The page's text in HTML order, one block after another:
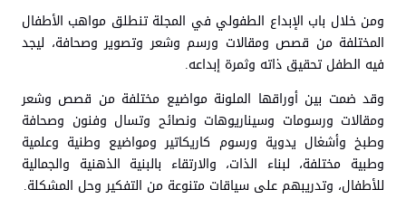
ومن خلال باب الإبداع الطفولي في المجلة تنطلق مواهب الأطفال
المختلفة من قصص ومقالات ورسم وشعر وتصوير وصحافة، ليجد
فيه الطفل تحقيق ذاته وثمرة إبداعه.
وقد ضمت بين أوراقها الملونة مواضيع مختلفة من قصص وشعر
ومقالات ورسومات وسيناريوهات ونصائح وتسال وفنون وصحافة
وطبخ وأشغال يدوية ورسوم كاريكاتير ومواضيع وطنية وعلمية
وطبية مختلفة، لبناء الذات، والارتقاء بالبنية الذهنية والجمالية
للأطفال، وتدريبهم على سياقات متنوعة من التفكير وحل المشكلة.